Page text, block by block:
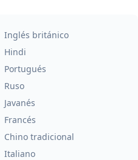
Inglés británico
Hindi
Portugués
Ruso
Javanés
Francés
Chino tradicional
Italiano